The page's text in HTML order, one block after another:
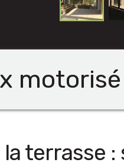
terrasse :